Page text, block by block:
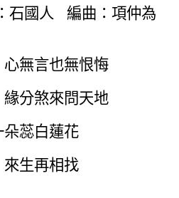
石國人 編曲：項仲為
心無言也無恨悔
緣分煞來問天地
朵蕊白蓮花
來生再相找